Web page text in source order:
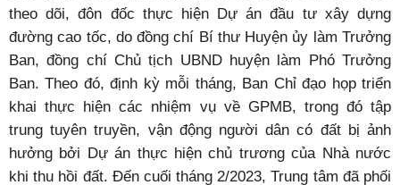
theo dõi, đôn đốc thực hiện Dự án đầu tư xây dựng
đường cao tốc, do đồng chí Bí thư Huyện ủy làm Trưởng
Ban, đồng chí Chủ tịch UBND huyện làm Phó Trưởng
Ban. Theo đó, định kỳ mỗi tháng, Ban Chỉ đạo họp triển
khai thực hiện các nhiệm vụ về GPMB, trong đó tập
trung tuyên truyền, vận động người dân có đất bị ảnh
hưởng bởi Dự án thực hiện chủ trương của Nhà nước
khi thu hồi đất. Đến cuối tháng 2/2023, Trung tâm đã phối